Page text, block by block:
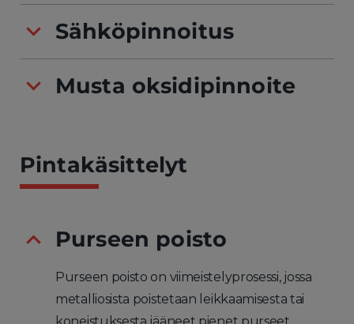
Sähköpinnoitus
Musta oksidipinnoite
Pintakäsittelyt
Purseen poisto
Purseen poisto on viimeistelyprosessi, jossa
metalliosista poistetaan leikkaamisesta tai